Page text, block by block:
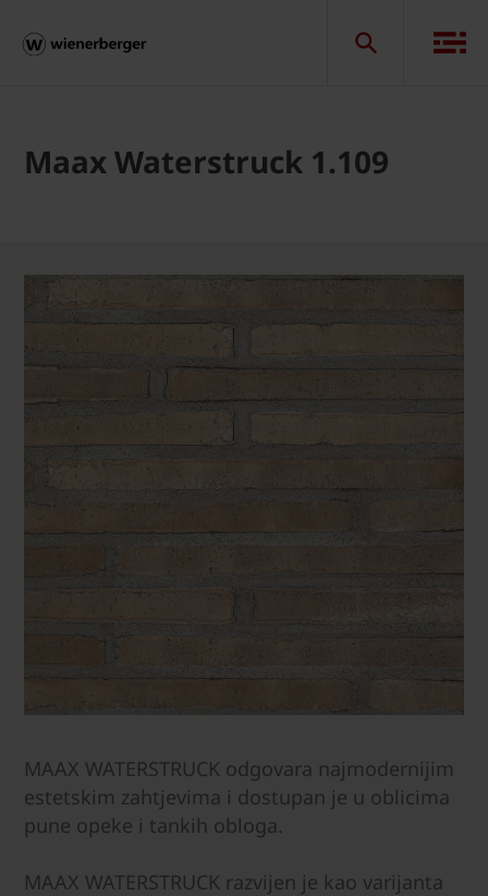
Maax Waterstruck 1.109
MAAX WATERSTRUCK odgovara najmodernijim
estetskim zahtjevima i dostupan je u oblicima
pune opeke i tankih obloga.
MAAX WATERSTRUCK razvijen je kao varijanta